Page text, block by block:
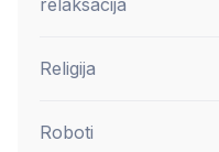
Religija
Roboti